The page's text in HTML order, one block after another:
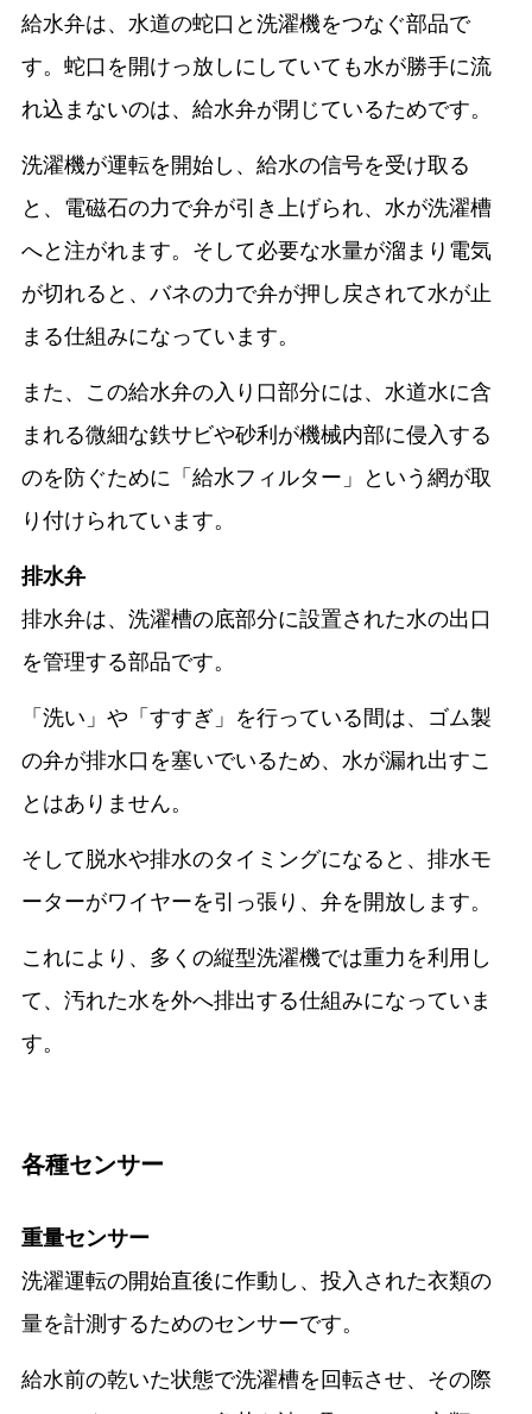
給水弁は、水道の蛇口と洗濯機をつなぐ部品で
す。蛇口を開けっ放しにしていても水が勝手に流
れ込まないのは、給水弁が閉じているためです。
洗濯機が運転を開始し、給水の信号を受け取る
と、電磁石の力で弁が引き上げられ、水が洗濯槽
へと注がれます。そして必要な水量が溜まり電気
が切れると、バネの力で弁が押し戻されて水が止
まる仕組みになっています。
また、この給水弁の入り口部分には、水道水に含
まれる微細な鉄サビや砂利が機械内部に侵入する
のを防ぐために「給水フィルター」という網が取
り付けられています。
排水弁
排水弁は、洗濯槽の底部分に設置された水の出口
を管理する部品です。
「洗い」や「すすぎ」を行っている間は、ゴム製
の弁が排水口を塞いでいるため、水が漏れ出すこ
とはありません。
そして脱水や排水のタイミングになると、排水モ
ーターがワイヤーを引っ張り、弁を開放します。
これにより、多くの縦型洗濯機では重力を利用し
て、汚れた水を外へ排出する仕組みになっていま
す。
各種センサー
重量センサー
洗濯運転の開始直後に作動し、投入された衣類の
量を計測するためのセンサーです。
給水前の乾いた状態で洗濯槽を回転させ、その際